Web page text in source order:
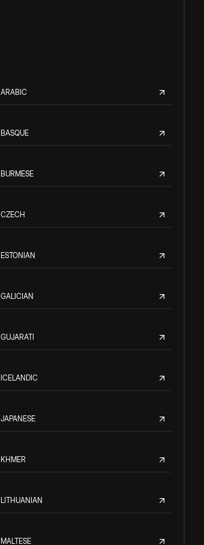
ARABIC
BASQUE
BURMESE
CZECH
ESTONIAN
GALICIAN
GUJARATI
ICELANDIC
JAPANESE
KHMER
LITHUANIAN
MALTESE